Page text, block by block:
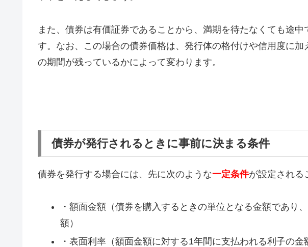
また、債券は有価証券であることから、満期を待たなくても途
す。なお、この場合の債券価格は、発行体の格付けや信用度に
の期間が残っているかによって変わります。
債券が発行されるときに事前に決まる条件
債券を発行する場合には、先に次のような一定条件が設定される
・額面金額（債券を購入するときの単位となる金額であり
額）
・表面利率（額面金額に対する1年間に支払われる利子の金